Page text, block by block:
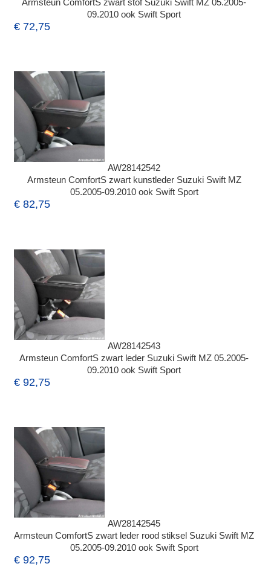
Armsteun ComfortS zwart stof Suzuki Swift MZ 05.2005-
09.2010 ook Swift Sport
€ 72,75
AW28142542
Armsteun ComfortS zwart kunstleder Suzuki Swift MZ
05.2005-09.2010 ook Swift Sport
€ 82,75
AW28142543
Armsteun ComfortS zwart leder Suzuki Swift MZ 05.2005-
09.2010 ook Swift Sport
€ 92,75
AW28142545
Armsteun ComfortS zwart leder rood stiksel Suzuki Swift MZ
05.2005-09.2010 ook Swift Sport
€ 92,75